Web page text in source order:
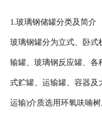
1.玻璃钢储罐分类及简介
玻璃钢罐分为立式、卧式
输罐、玻璃钢反应罐、各
式贮罐、运输罐、容器及
运输)介质选用环氧呋喃